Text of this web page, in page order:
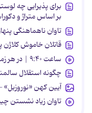
برای پذیرایی چه
بر اساس متراژ و
تاوان ناهماهنگی
قاتلان خاموش
ساعت ۹:۴۰ | در هر زمان ممکن باید انتقامشان را پس بدهند
چگونه استقلال
آیین کهن «نوروزبل» - آغاز
تاوان زیاد نشستن